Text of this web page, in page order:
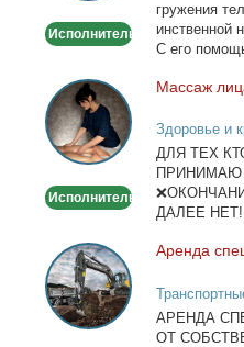
Исполнитель
гру­же­ния
ин­ствен­ной
С его
Массаж
лица
и
тела
Исполнитель
Мас­саж
Здоровье и
ДЛЯ ТЕХ
ПРИНИМАЮ
ДАЛЕЕ
Аренда
спецтехники
в
Москве
Арен­да
АРЕНДА
ОТ